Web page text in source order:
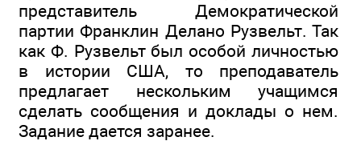
представитель Демократической
партии Франклин Делано Рузвельт. Так
как Ф. Рузвельт был особой личностью
в истории США, то преподаватель
предлагает нескольким учащимся
сделать сообщения и доклады о нем.
Задание дается заранее.